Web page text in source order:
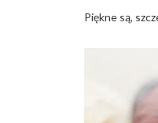
Piękne są,